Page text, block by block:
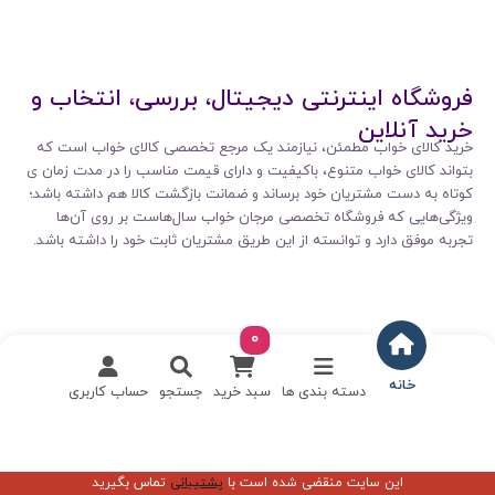
این سایت منقضی شده است با پشتیبانی تماس بگیرید
خانه دسته بندی ها
0
سبد خرید جستجو حساب کاربری
فروشگاه اینترنتی دیجیتال، بررسی، انتخاب و
خرید آنلاین
خرید کالای خواب مطمئن، نیازمند یک مرجع تخصصی کالای خواب است که
بتواند کالای خواب متنوع، باکیفیت و دارای قیمت مناسب را در مدت زمان ی
کوتاه به دست مشتریان خود برساند و ضمانت بازگشت کالا هم داشته باشد؛
ویژگی‌هایی که فروشگاه تخصصی مرجان خواب سال‌هاست بر روی آن‌ها
تجربه موفق دارد و توانسته از این طریق مشتریان ثابت خود را داشته باشد.